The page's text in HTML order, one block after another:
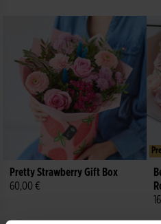
Pretty Strawberry Gift Box
60,00 €